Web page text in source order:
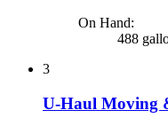
On Hand:
488
3
U-Haul Moving